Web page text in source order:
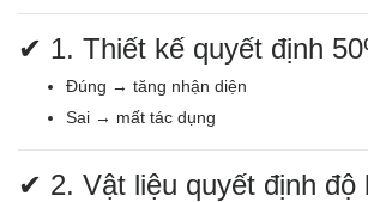
✔ 1. Thiết kế quyết định
Đúng → tăng nhận diện
Sai → mất tác dụng
✔ 2. Vật liệu quyết định độ